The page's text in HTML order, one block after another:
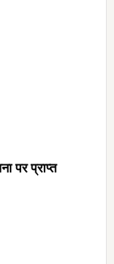
पर प्राप्त